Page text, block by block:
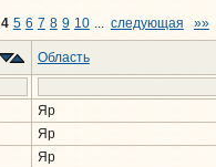
4 5 6 7 8 9 10 ... следующая »»
Область
Яр
Яр
Яр